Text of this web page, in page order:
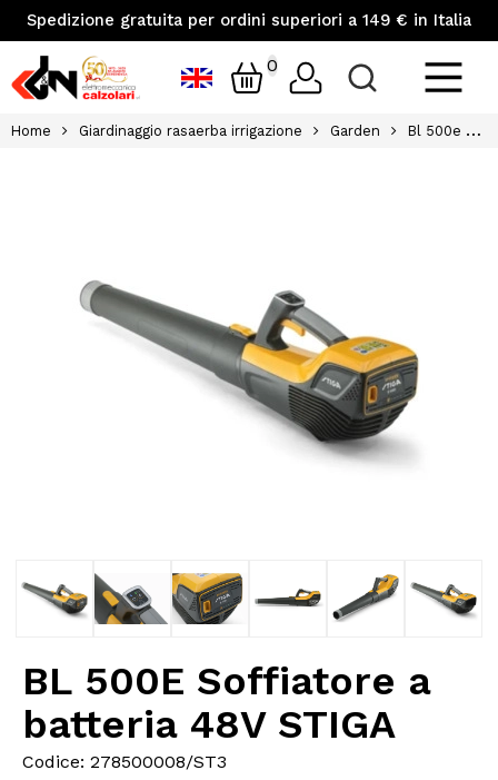
Spedizione gratuita per ordini superiori a 149 € in Italia
0
Home Giardinaggio rasaerba irrigazione Garden Bl 500e soffiatore a batteria 48v stiga
BL 500E Soffiatore a
batteria 48V STIGA
Codice: 278500008/ST3